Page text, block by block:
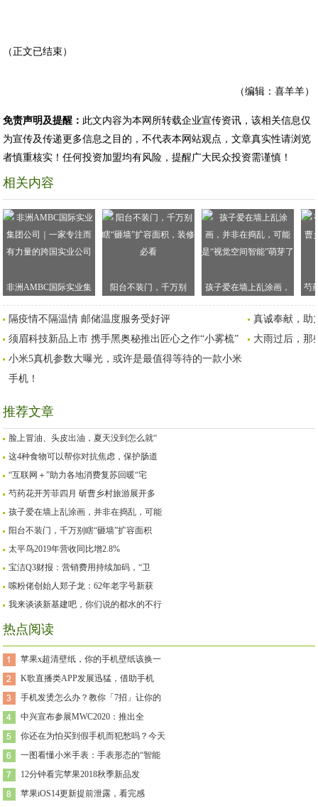
（正文已结束）
（编辑：喜羊羊）
免责声明及提醒： 此文内容为本网所转载企业宣传资讯，该相关信息仅
为宣传及传递更多信息之目的，不代表本网站观点，文章真实性请浏览
者慎重核实！任何投资加盟均有风险，提醒广大民众投资需谨慎！
相关内容
非洲AMBC国际实业集
团公司｜一家专注而有
力量的跨国实业公司
阳台不装门，千万别
瞎“砸墙”扩容面积，装修
必看
孩子爱在墙上乱涂画，
并非在捣乱，可能是“视
觉空间智能”萌芽了
芍
乡
隔疫情不隔温情 邮储温度服务受好评
真诚奉献，助
须眉科技新品上市 携手黑奥秘推出匠心之作“小雾梳”
大雨过后，那
小米5真机参数大曝光，或许是最值得等待的一款小米
手机！
推荐文章
脸上冒油、头皮出油，夏天没到怎么就“
这4种食物可以帮你对抗焦虑，保护肠道
“互联网＋”助力各地消费复苏回暖“宅
芍药花开芳菲四月 斫曹乡村旅游展开多
孩子爱在墙上乱涂画，并非在捣乱，可能
阳台不装门，千万别瞎“砸墙”扩容面积
太平鸟2019年营收同比增2.8%
宝洁Q3财报：营销费用持续加码，“卫
嗦粉佬创始人郑子龙：62年老字号新获
我来谈谈新基建吧，你们说的都水的不行
热点阅读
苹果x超清壁纸，你的手机壁纸该换一
K歌直播类APP发展迅猛，借助手机
手机发烫怎么办？教你「7招」让你的
中兴宣布参展MWC2020：推出全
你还在为怕买到假手机而犯愁吗？今天
一图看懂小米手表：手表形态的“智能
12分钟看完苹果2018秋季新品发
苹果iOS14更新提前泄露，看完感